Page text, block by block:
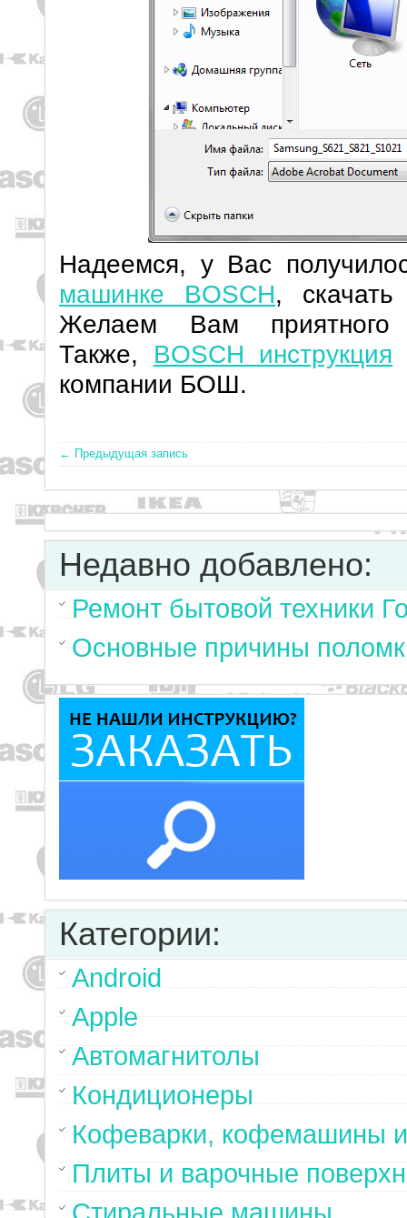
Надеемся, у Вас
машинке BOSCH,
Желаем Вам приятного
Также, BOSCH инструкция
компании БОШ.
← Предыдущая запись
Недавно добавлено:
Ремонт бытовой техники
Основные причины
Категории:
Android
Apple
Автомагнитолы
Кондиционеры
Кофеварки, кофемашины
Плиты и варочные